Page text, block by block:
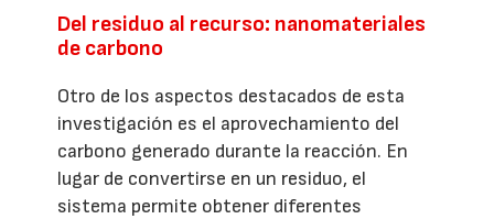
Del residuo al recurso: nanomateriales
de carbono
Otro de los aspectos destacados de esta
investigación es el aprovechamiento del
carbono generado durante la reacción. En
lugar de convertirse en un residuo, el
sistema permite obtener diferentes